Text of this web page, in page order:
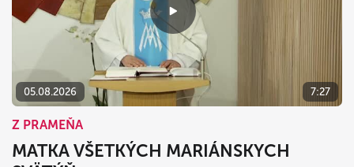
05.08.2026 7:27
Z PRAMEŇA
MATKA VŠETKÝCH MARIÁNSKYCH